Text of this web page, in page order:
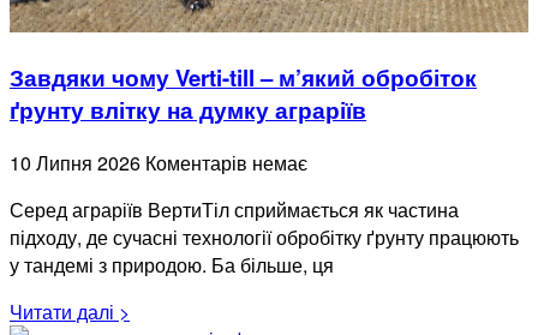
Завдяки чому Verti-till – м’який обробіток
ґрунту влітку на думку аграріїв
10 Липня 2026 Коментарів немає
Серед аграріїв ВертиТіл сприймається як частина
підходу, де сучасні технології обробітку ґрунту працюють
у тандемі з природою. Ба більше, ця
Читати далі >